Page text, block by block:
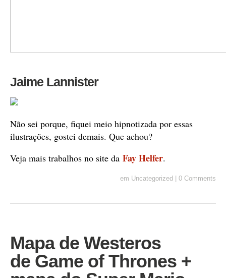
Jaime Lannister
Não sei porque, fiquei meio hipnotizada por essas
ilustrações, gostei demais. Que achou?
Veja mais trabalhos no site da Fay Helfer.
em Uncategorized 0 Comments
Mapa de Westeros
de Game of Thrones +